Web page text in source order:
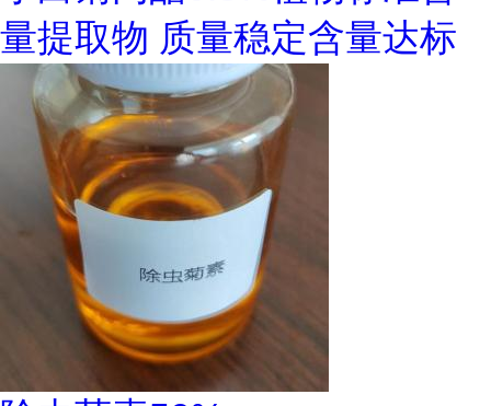
量提取物 质量稳定含量达标